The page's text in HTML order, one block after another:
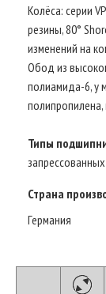
Колёса: серии
резины, 80°
изменений на
Обод из
полиамида-6, у
Типы
Страна
Германия